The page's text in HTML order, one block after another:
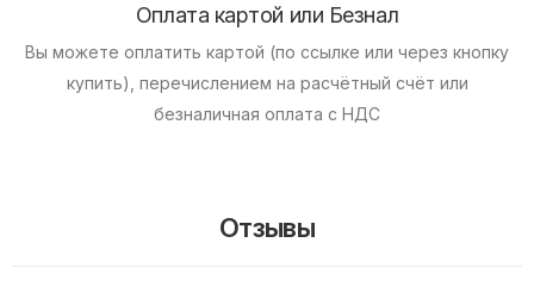
Оплата картой или Безнал
Вы можете оплатить картой (по ссылке или через кнопку
купить), перечислением на расчётный счёт или
безналичная оплата с НДС
Отзывы